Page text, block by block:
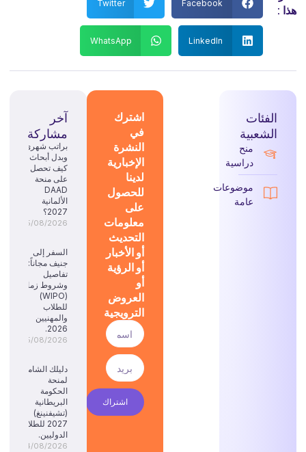
هذا :
Facebook
Twitter
LinkedIn
WhatsApp
الفئات
الشعبية
منح
دراسية
موضوعات
عامة
اشترك
في
النشرة
الإخبارية
لدينا
للحصول
على
معلومات
التحديث
أو الأخبار
أو الرؤية
أو
العروض
الترويجية
اشتراك
آخر
مشاركة
براتب شهري
وبدل أبحاث:
كيف تحصل
على منحة
DAAD
الألمانية
2027؟
05/08/2026
السفر إلى
جنيف مجاناً:
تفاصيل
وشروط زمالة
(WIPO)
للطلاب
والمهنيين
2026.
05/08/2026
دليلك الشامل
لمنحة
الحكومة
البريطانية
(تشيفنينغ)
2027 للطلاب
الدوليين.
04/08/2026